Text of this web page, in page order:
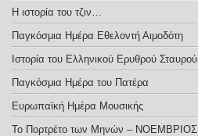
Η ιστορία του τζιν…
Παγκόσμια Ημέρα Εθελοντή Αιμοδότη
Ιστορία του Ελληνικού Ερυθρού Σταυρού
Παγκόσμια Ημέρα του Πατέρα
Ευρωπαϊκή Ημέρα Μουσικής
Το Πορτρέτο των Μηνών – ΝΟΕΜΒΡΙΟΣ